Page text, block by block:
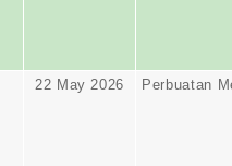
22 May 2026 Perbuatan